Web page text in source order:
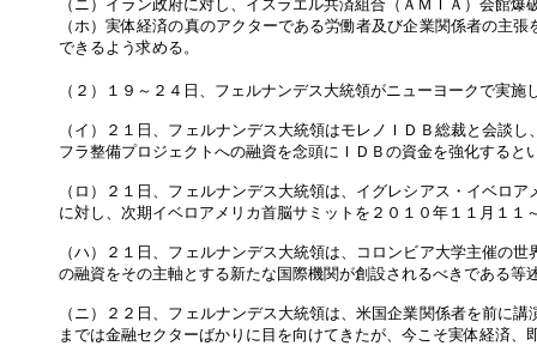
（ニ）イラン政府に対し、イスラエル共済組合（ＡＭＩＡ）会館
（ホ）実体経済の真のアクターである労働者及び企業関係者の主
できるよう求める。
（２）１９～２４日、フェルナンデス大統領がニューヨークで実施
（イ）２１日、フェルナンデス大統領はモレノＩＤＢ総裁と会談
フラ整備プロジェクトへの融資を念頭にＩＤＢの資金を強化する
（ロ）２１日、フェルナンデス大統領は、イグレシアス・イベロ
に対し、次期イベロアメリカ首脳サミットを２０１０年１１月１
（ハ）２１日、フェルナンデス大統領は、コロンビア大学主催の
の融資をその主軸とする新たな国際機関が創設されるべきである等
（ニ）２２日、フェルナンデス大統領は、米国企業関係者を前に
までは金融セクターばかりに目を向けてきたが、今こそ実体経済